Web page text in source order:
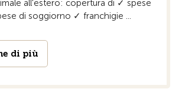
all'estero: copertura di ✓ spese
di soggiorno ✓ franchigie ...
di più